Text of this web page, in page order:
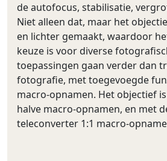
de autofocus, stabilisatie,
Niet alleen dat, maar het
en lichter gemaakt, waardoor
keuze is voor diverse
toepassingen gaan verder dan
fotografie, met toegevoegde
macro-opnamen. Het objectief
halve macro-opnamen, en met
teleconverter 1:1 macro-